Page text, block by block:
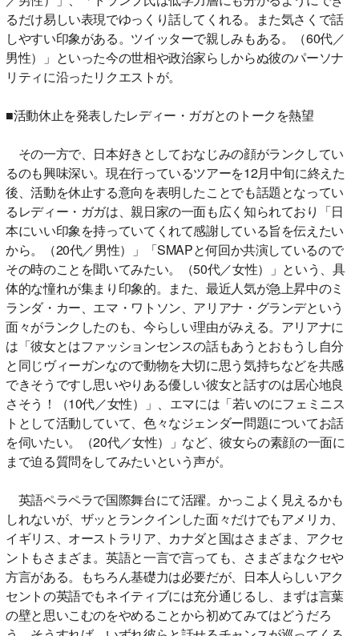
るだけ易しい表現でゆっくり話してくれる。また気さくで話
しやすい印象がある。ツイッターで親しみもある。（60代／
男性）」といった今の世相や政治家らしからぬ彼のパーソナ
リティに沿ったリクエストが。
■活動休止を発表したレディー・ガガとのトークを熱望
その一方で、日本好きとしておなじみの顔がランクしてい
るのも興味深い。現在行っているツアーを12月中旬に終えた
後、活動を休止する意向を表明したことでも話題となってい
るレディー・ガガは、親日家の一面も広く知られており「日
本にいい印象を持っていてくれて感謝している旨を伝えたい
から。（20代／男性）」「SMAPと何回か共演しているので
その時のことを聞いてみたい。（50代／女性）」という、具
体的な憧れが集まり印象的。また、最近人気が急上昇中のミ
ランダ・カー、エマ・ワトソン、アリアナ・グランデという
面々がランクしたのも、今らしい理由がみえる。アリアナに
は「彼女とはファッションセンスの話もあうとおもうし自分
と同じヴィーガンなので動物を大切に思う気持ちなどを共感
できそうですし思いやりある優しい彼女と話すのは居心地良
さそう！（10代／女性）」、エマには「若いのにフェミニス
トとして活動していて、色々なジェンダー問題についてお話
を伺いたい。（20代／女性）」など、彼女らの素顔の一面に
まで迫る質問をしてみたいという声が。
英語ペラペラで国際舞台にて活躍。かっこよく見えるかも
しれないが、ザッとランクインした面々だけでもアメリカ、
イギリス、オーストラリア、カナダと国はさまざま、アクセ
ントもさまざま。英語と一言で言っても、さまざまなクセや
方言がある。もちろん基礎力は必要だが、日本人らしいアク
セントの英語でもネイティブには充分通じるし、まずは言葉
の壁と思いこむのをやめることから初めてみてはどうだろ